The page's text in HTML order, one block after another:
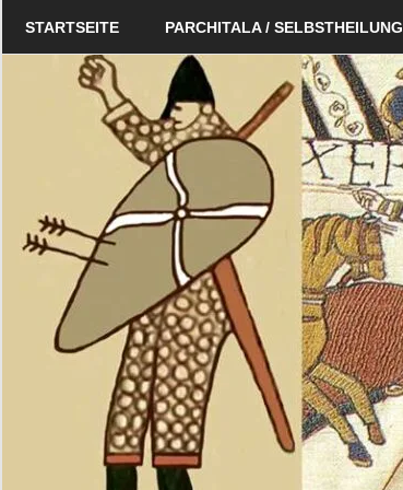
Schildverlag
STARTSEITE PARCHITALA / SELBSTHEILUNG